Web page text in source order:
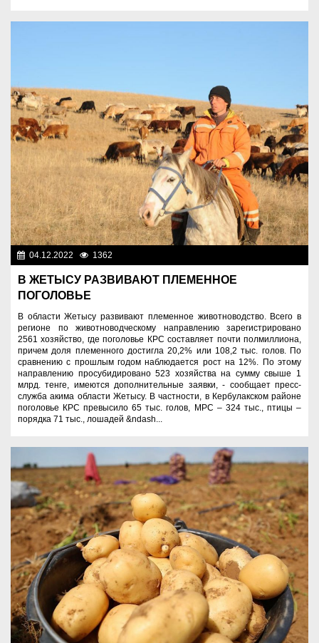
04.12.2022 1362
В ЖЕТЫСУ РАЗВИВАЮТ ПЛЕМЕННОЕ
ПОГОЛОВЬЕ
В области Жетысу развивают племенное животноводство. Всего в
регионе по животноводческому направлению зарегистрировано
2561 хозяйство, где поголовье КРС составляет почти полмиллиона,
причем доля племенного достигла 20,2% или 108,2 тыс. голов. По
сравнению с прошлым годом наблюдается рост на 12%. По этому
направлению просубидировано 523 хозяйства на сумму свыше 1
млрд. тенге, имеются дополнительные заявки, - сообщает пресс-
служба акима области Жетысу. В частности, в Кербулакском районе
поголовье КРС превысило 65 тыс. голов, МРС – 324 тыс., птицы –
порядка 71 тыс., лошадей &ndash...